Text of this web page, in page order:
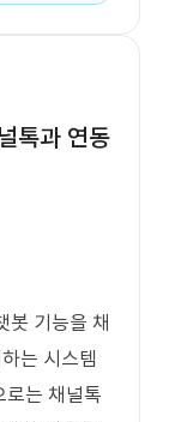
톡과 연동
봇 기능을 채
는 시스템
로는 채널톡